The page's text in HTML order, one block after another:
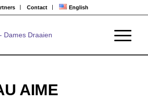
Contact English
AIME